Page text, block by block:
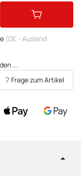
(DE - Ausland
...
Frage zum Artikel